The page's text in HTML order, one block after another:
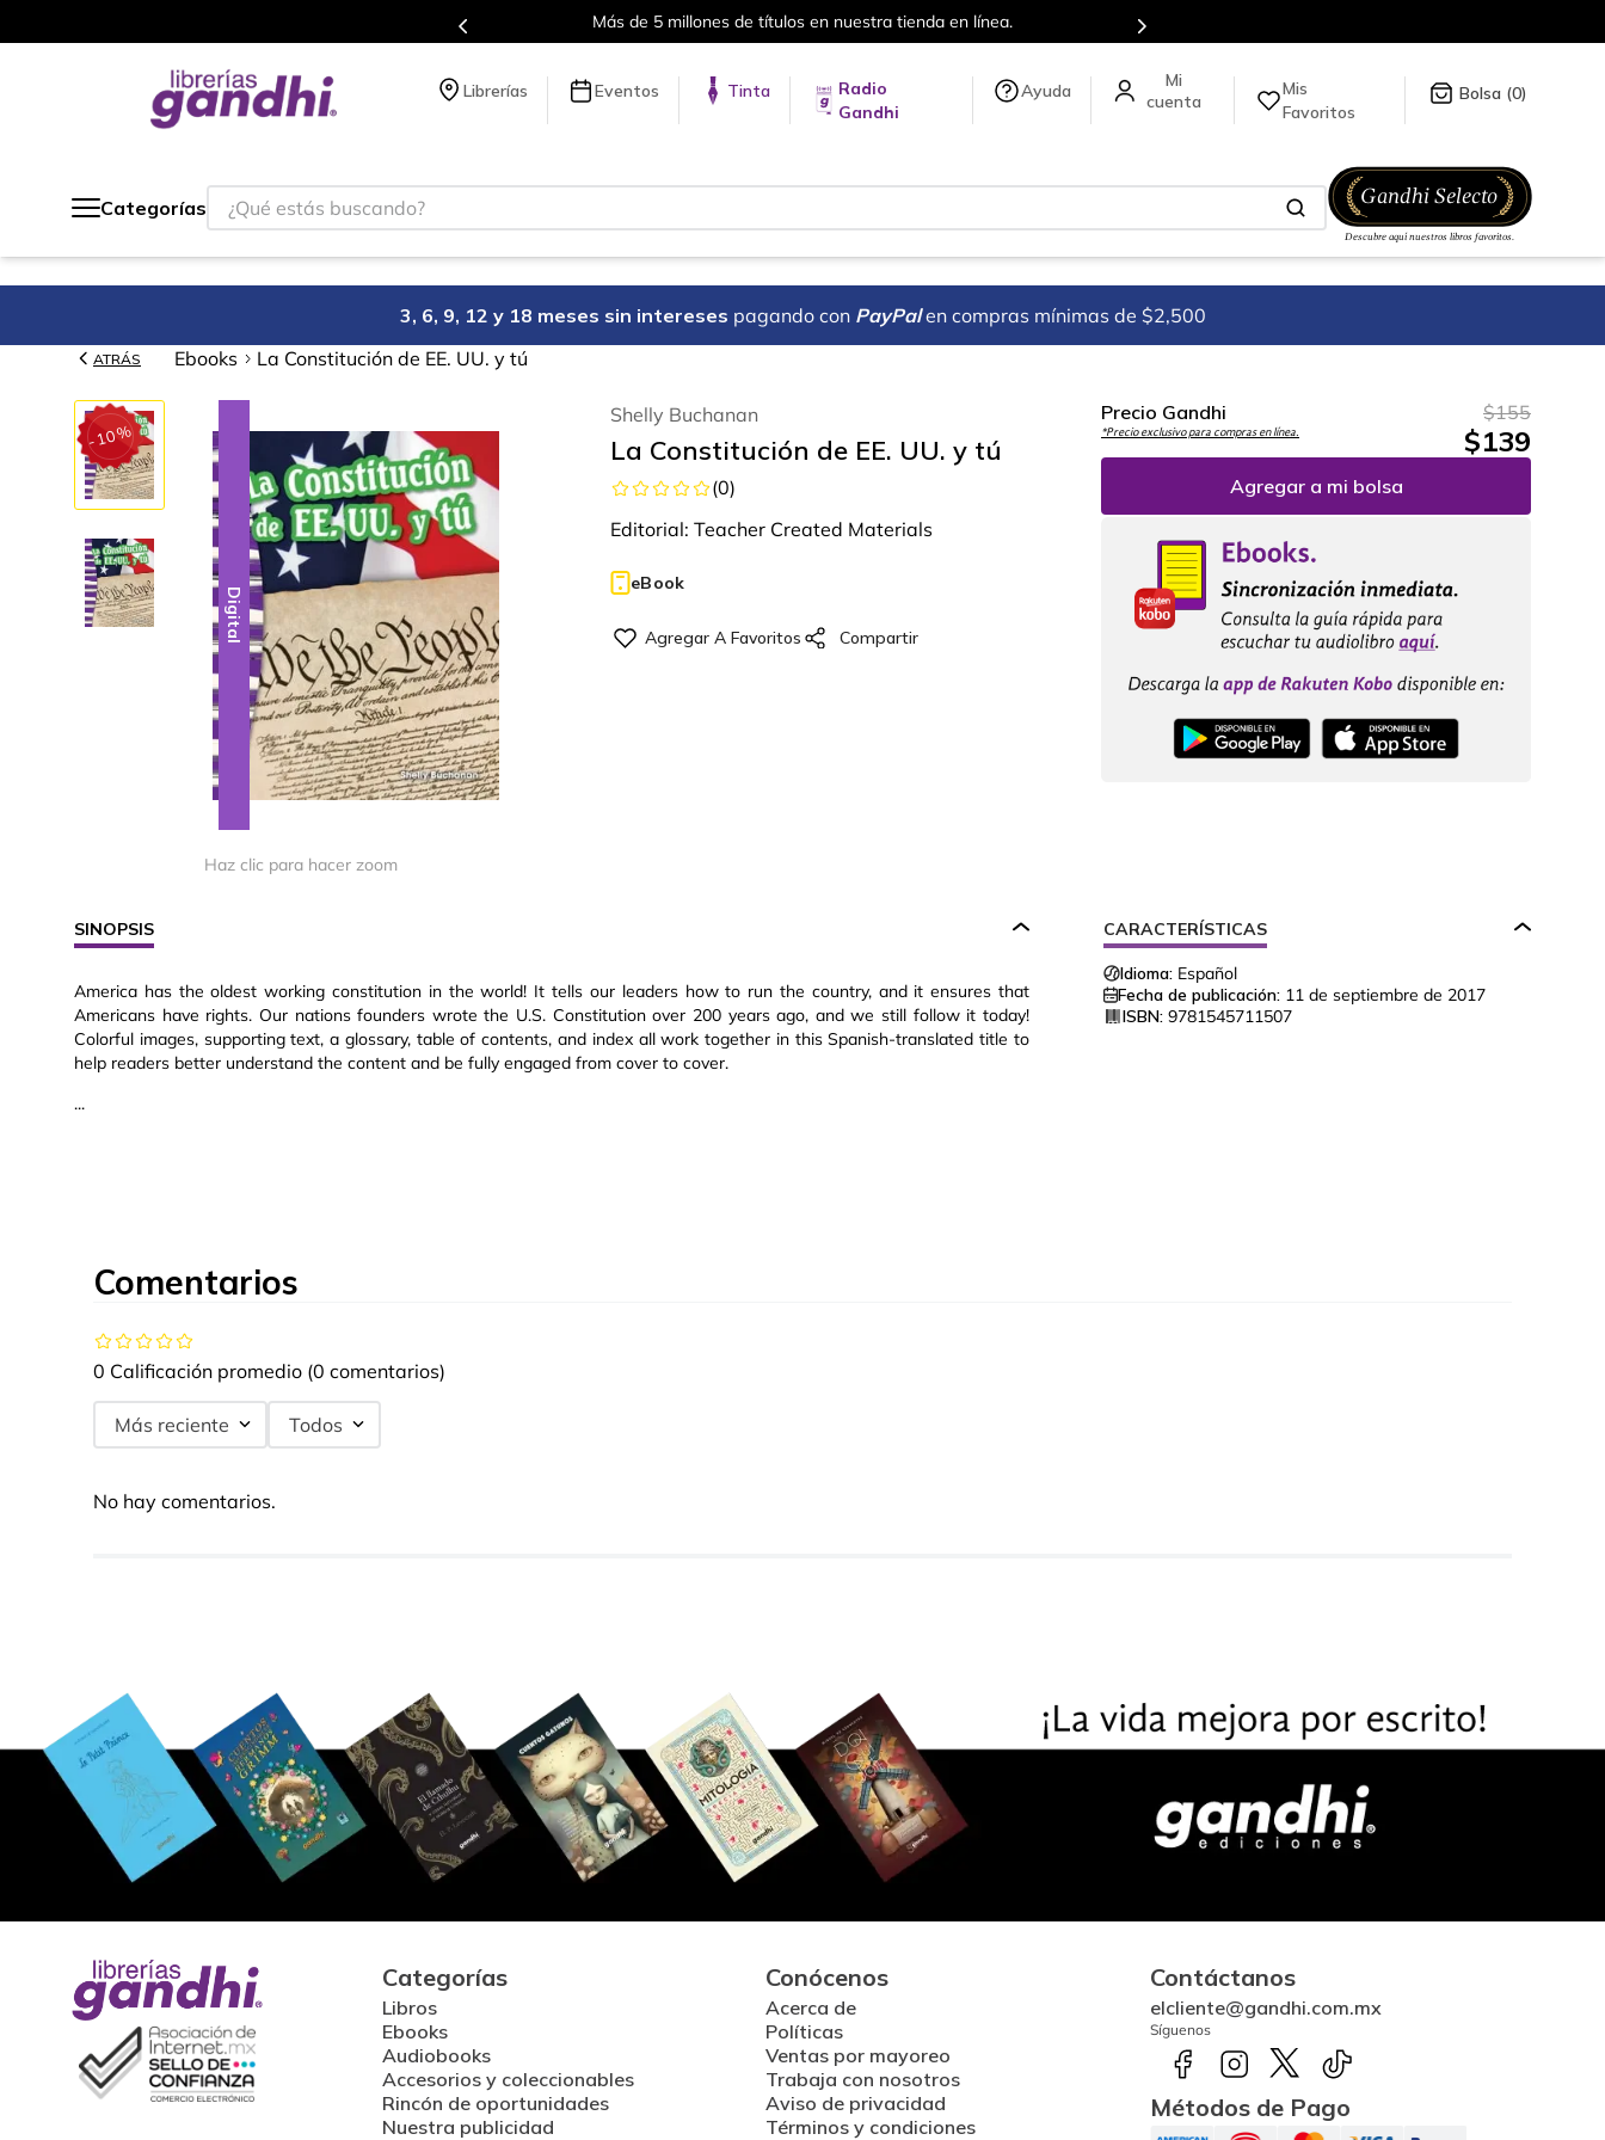
Más de 5 millones de títulos en nuestra tienda en línea.
Librerías Eventos Tinta
Radio
Gandhi
Ayuda
Mis
Favoritos
0
Categorías
¿Qué estás buscando?
3, 6, 9, 12 y 18 meses sin intereses pagando con PayPal en compras mínimas de $2,500
ATRÁS Ebooks La Constitución de EE. UU. y tú
-10%
Digital
Haz clic para hacer zoom
Shelly Buchanan
La Constitución de EE. UU. y tú
(0)
Editorial: Teacher Created Materials
eBook
Precio Gandhi
*Precio exclusivo para compras en línea.
$155
$139
Agregar a mi bolsa
SINOPSIS
America has the oldest working constitution in the world! It tells our leaders how to run the country, and it ensures that
Americans have rights. Our nations founders wrote the U.S. Constitution over 200 years ago, and we still follow it today!
Colorful images, supporting text, a glossary, table of contents, and index all work together in this Spanish-translated title to
help readers better understand the content and be fully engaged from cover to cover.
...
CARACTERÍSTICAS
Idioma: Español
Fecha de publicación: 11 de septiembre de 2017
ISBN: 9781545711507
Comentarios
0 Calificación promedio (0 comentarios)
Más reciente Todos
No hay comentarios.
Categorías
Libros
Ebooks
Audiobooks
Accesorios y coleccionables
Rincón de oportunidades
Nuestra publicidad
Conócenos
Acerca de
Políticas
Ventas por mayoreo
Trabaja con nosotros
Aviso de privacidad
Términos y condiciones
Contáctanos
elcliente@gandhi.com.mx
Síguenos
Métodos de Pago